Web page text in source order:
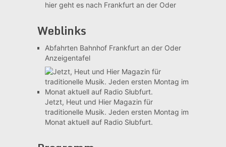
hier geht es nach Frankfurt an der Oder
Weblinks
Abfahrten Bahnhof Frankfurt an der Oder
Anzeigentafel
Jetzt, Heut und HierMagazin für
traditionelle Musik. Jeden ersten Montag im
Monat aktuell auf Radio Słubfurt.